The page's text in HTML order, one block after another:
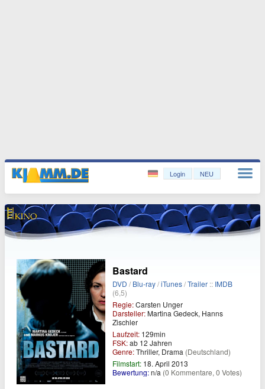
Login NEU
Bastard
DVD /Blu-ray/iTunes/Trailer :: IMDB
(6,5)
Regie:Carsten Unger
Darsteller:Martina Gedeck, Hanns
Zischler
Laufzeit: 129min
FSK:ab 12 Jahren
Genre:Thriller, Drama (Deutschland)
Filmstart: 18. April 2013
Bewertung:n/a (0 Kommentare, 0 Votes)